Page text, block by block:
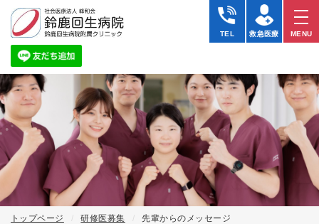
TEL 救急医療 MENU
トップページ 研修医募集 先輩からのメッセージ